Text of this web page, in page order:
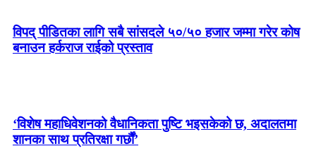
विपद् पीडितका लागि सबै सांसदले ५०/५० हजार जम्मा गरेर कोष
बनाउन हर्कराज राईको प्रस्ताव
‘विशेष महाधिवेशनको वैधानिकता पुष्टि भइसकेको छ, अदालतमा
शानका साथ प्रतिरक्षा गर्छौं’